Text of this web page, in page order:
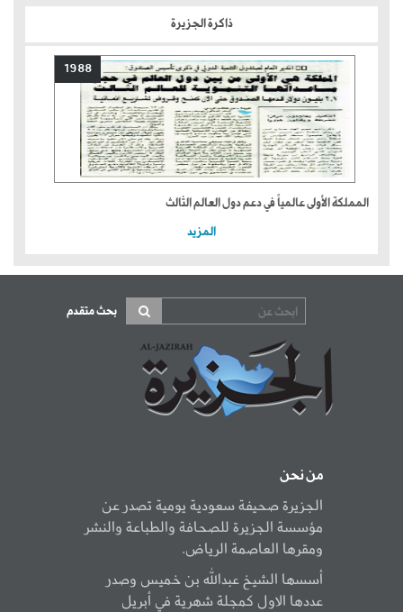
ذاكرة الجزيرة
1988
المملكة الأولى عالمياً في دعم دول العالم الثالث
المزيد
بحث متقدم
من نحن
الجزيرة صحيفة سعودية يومية تصدر عن
مؤسسة الجزيرة للصحافة والطباعة والنشر
ومقرها العاصمة الرياض.
أسسها الشيخ عبدالله بن خميس وصدر
عددها الاول كمجلة شهرية في أبريل